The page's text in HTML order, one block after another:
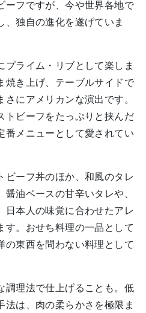
ーフですが、今や世界各地で
独自の進化を遂げていま
プライム・リブとして楽しま
焼き上げ、テーブルサイドで
にアメリカンな演出です。
トビーフをたっぷりと挟んだ
番メニューとして愛されてい
ビーフ丼のほか、和風のタレ
油ベースの甘辛いタレや、
日本人の味覚に合わせたアレ
す。おせち料理の一品として
の東西を問わない料理として
調理法で仕上げることも。低
は、肉の柔らかさを極限ま